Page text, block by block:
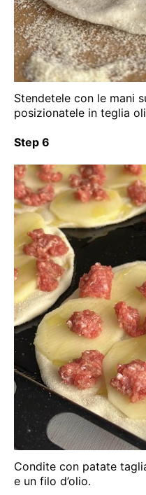
Stendetele con le mani
posizionatele in teglia
Step 6
Condite con patate
e un filo d’olio.